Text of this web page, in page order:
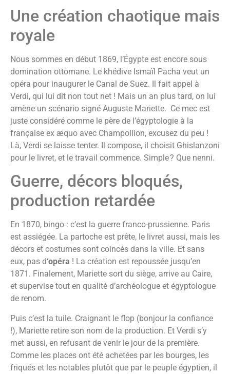
Une création chaotique mais
royale
Nous sommes en début 1869, l’Égypte est encore sous
domination ottomane. Le khédive Ismaïl Pacha veut un
opéra pour inaugurer le Canal de Suez. Il fait appel à
Verdi, qui lui dit non tout net ! Mais un an plus tard, on lui
amène un scénario signé Auguste Mariette. Ce mec est
juste considéré comme le père de l’égyptologie à la
française ex æquo avec Champollion, excusez du peu !
Là, Verdi se laisse tenter. Il compose, il choisit Ghislanzoni
pour le livret, et le travail commence. Simple ? Que nenni.
Guerre, décors bloqués,
production retardée
En 1870, bingo : c’est la guerre franco-prussienne. Paris
est assiégée. La partoche est prête, le livret aussi, mais les
décors et costumes sont coincés dans la ville. Et sans
eux, pas d‘opéra ! La création est repoussée jusqu’en
1871. Finalement, Mariette sort du siège, arrive au Caire,
et supervise tout en qualité d’archéologue et égyptologue
de renom.
Puis c’est la tuile. Craignant le flop (bonjour la confiance
!), Mariette retire son nom de la production. Et Verdi s’y
met aussi, en refusant de venir le jour de la première.
Comme les places ont été achetées par les bourges, les
friqués et les notables plutôt que par le peuple égyptien, il